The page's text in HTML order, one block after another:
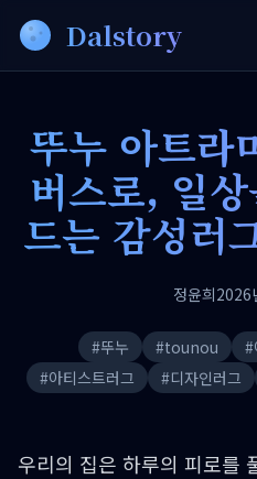
Dalstory
뚜누 아트라
버스로, 일
드는 감성러
정윤희2026
#뚜누 #tounou #
#아티스트러그 #디자인러그
우리의 집은 하루의 피로를